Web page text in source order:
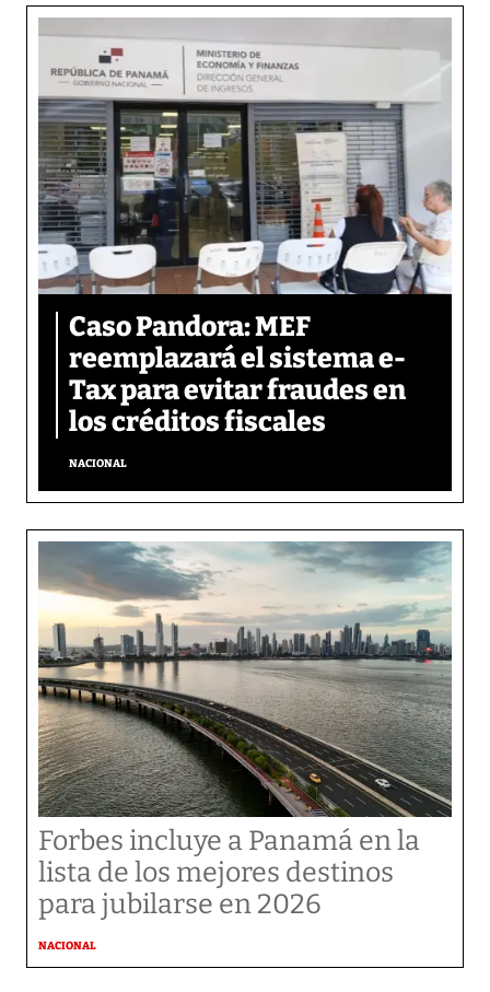
Caso Pandora: MEF
reemplazará el sistema e-
Tax para evitar fraudes en
los créditos fiscales
NACIONAL
Forbes incluye a Panamá en la
lista de los mejores destinos
para jubilarse en 2026
NACIONAL